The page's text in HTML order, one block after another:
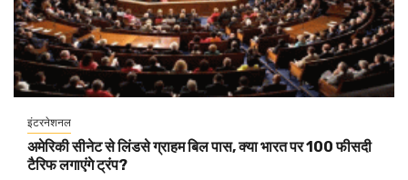
इंटरनेशनल
अमेरिकी सीनेट से लिंडसे ग्राहम बिल पास, क्या भारत पर 100 फीसदी
टैरिफ लगाएंगे ट्रंप?